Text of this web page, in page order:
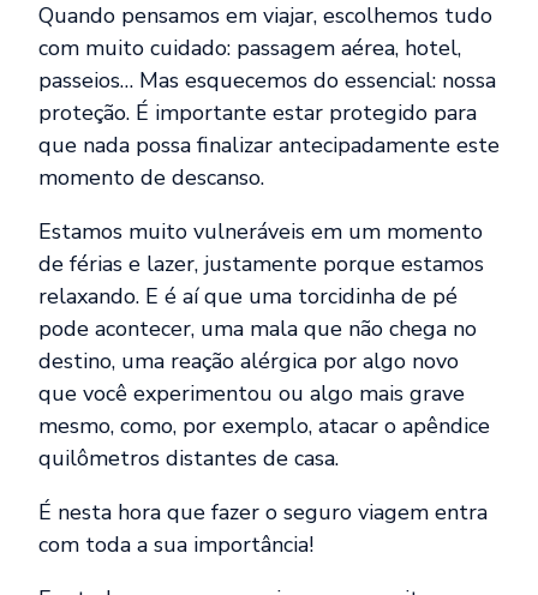
Quando pensamos em viajar, escolhemos tudo
com muito cuidado: passagem aérea, hotel,
passeios… Mas esquecemos do essencial: nossa
proteção. É importante estar protegido para
que nada possa finalizar antecipadamente este
momento de descanso.
Estamos muito vulneráveis em um momento
de férias e lazer, justamente porque estamos
relaxando. E é aí que uma torcidinha de pé
pode acontecer, uma mala que não chega no
destino, uma reação alérgica por algo novo
que você experimentou ou algo mais grave
mesmo, como, por exemplo, atacar o apêndice
quilômetros distantes de casa.
É nesta hora que fazer o seguro viagem entra
com toda a sua importância!